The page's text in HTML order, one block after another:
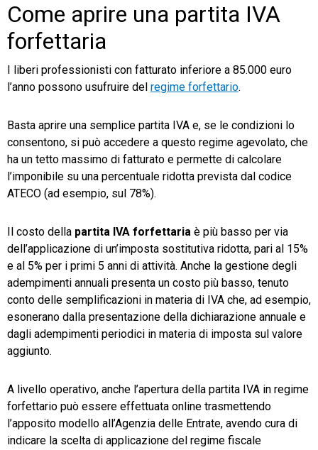
Come aprire una partita IVA
forfettaria
I liberi professionisti con fatturato inferiore a 85.000 euro
l’anno possono usufruire del regime forfettario.
Basta aprire una semplice partita IVA e, se le condizioni lo
consentono, si può accedere a questo regime agevolato, che
ha un tetto massimo di fatturato e permette di calcolare
l’imponibile su una percentuale ridotta prevista dal codice
ATECO (ad esempio, sul 78%).
Il costo della partita IVA forfettaria è più basso per via
dell’applicazione di un’imposta sostitutiva ridotta, pari al 15%
e al 5% per i primi 5 anni di attività. Anche la gestione degli
adempimenti annuali presenta un costo più basso, tenuto
conto delle semplificazioni in materia di IVA che, ad esempio,
esonerano dalla presentazione della dichiarazione annuale e
dagli adempimenti periodici in materia di imposta sul valore
aggiunto.
A livello operativo, anche l’apertura della partita IVA in regime
forfettario può essere effettuata online trasmettendo
l’apposito modello all’Agenzia delle Entrate, avendo cura di
indicare la scelta di applicazione del regime fiscale